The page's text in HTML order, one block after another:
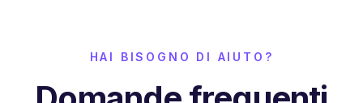
HAI BISOGNO DI AIUTO?